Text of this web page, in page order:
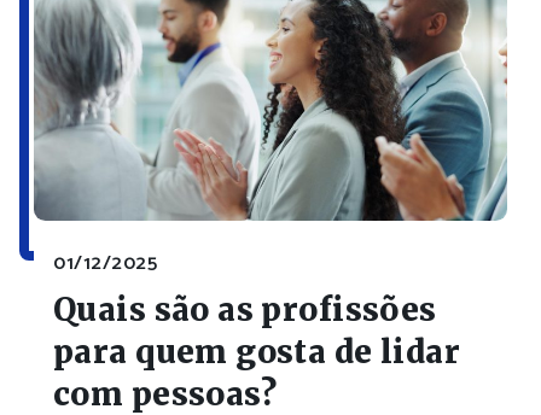
01/12/2025
Quais são as profissões
para quem gosta de lidar
com pessoas?